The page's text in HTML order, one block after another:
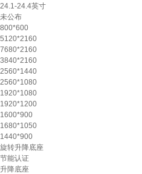
24.1-24.4英寸
未公布
800*600
5120*2160
7680*2160
3840*2160
2560*1440
2560*1080
1920*1080
1920*1200
1600*900
1680*1050
1440*900
旋转升降底座
节能认证
升降底座